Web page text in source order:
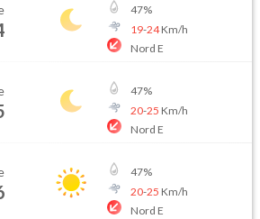
47%
19-24Km/h
Nord E
47%
20-25 Km/h
Nord E
47%
20-25 Km/h
Nord E